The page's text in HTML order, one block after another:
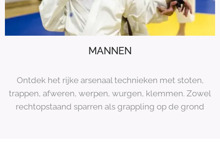
MANNEN
Ontdek het rijke arsenaal technieken met stoten,
trappen, afweren, werpen, wurgen, klemmen. Zowel
rechtopstaand sparren als grappling op de grond